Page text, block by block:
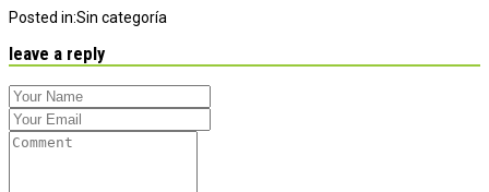
Posted in:Sin categoría
leave a reply